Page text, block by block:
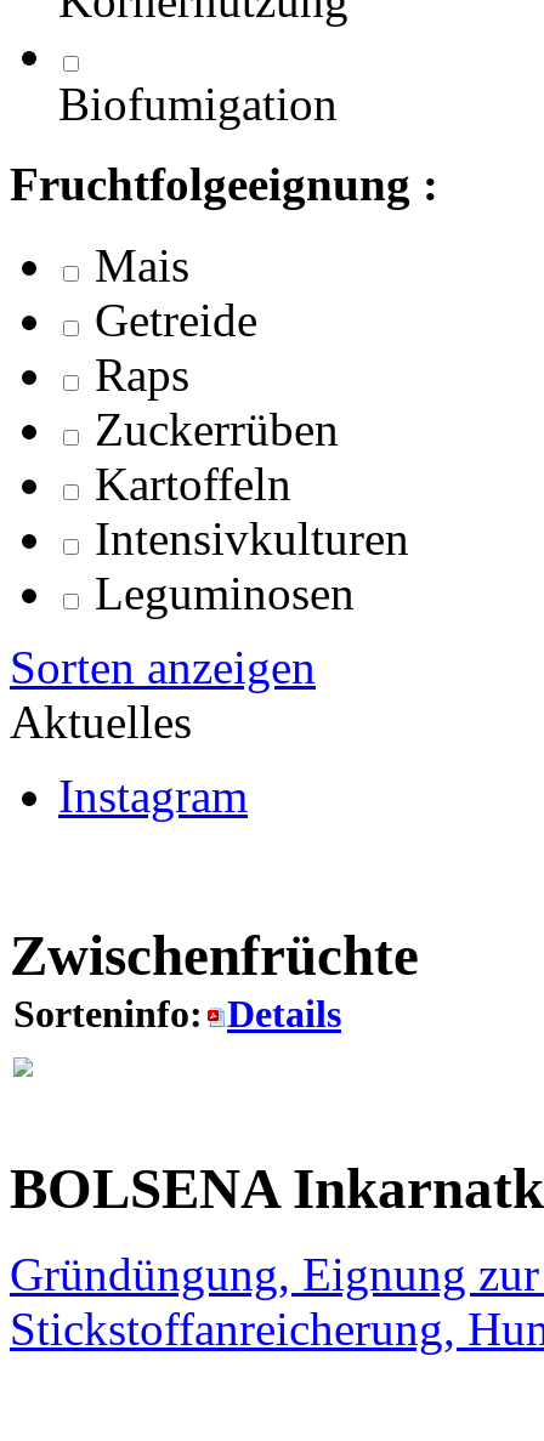
Biofumigation
Fruchtfolgeeignung :
Mais
Getreide
Raps
Zuckerrüben
Kartoffeln
Intensivkulturen
Leguminosen
Sorten anzeigen
Aktuelles
Instagram
Zwischenfrüchte
Sorteninfo: Details
BOLSENA
Gründüngung, Eignung
Stickstoffanreicherung,